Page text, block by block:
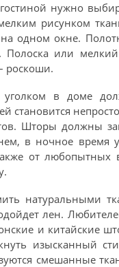
нужно
рисунком
одном окне.
или
роскоши.
в доме
становится
Шторы должны
в ночное время
от любопытных
натуральными
лен.
и китайские
изысканный
смешанные